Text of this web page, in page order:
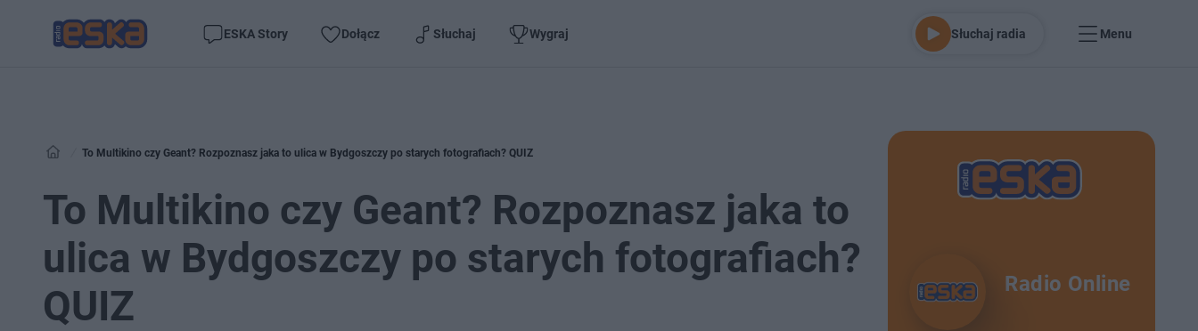
ESKA Story Dołącz Słuchaj Wygraj Słuchaj radia Menu
To Multikino czy Geant? Rozpoznasz jaka to ulica w Bydgoszczy po starych fotografiach? QUIZ
To Multikino czy Geant? Rozpoznasz jaka to
ulica w Bydgoszczy po starych fotografiach?
QUIZ
Radio Online